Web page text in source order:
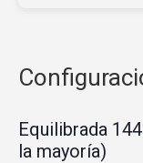
Equilibrada
la mayoría)